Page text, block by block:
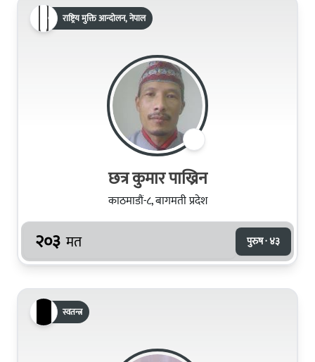
राष्ट्रिय मुक्ति आन्दोलन, नेपाल
छत्र कुमार पाख्रिन
काठमाडौं-८, बागमती प्रदेश
२०३ मत पुरुष · ४३
स्वतन्त्र